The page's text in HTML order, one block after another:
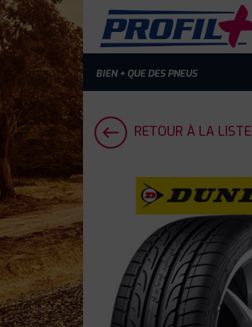
BIEN + QUE DES PNEUS
RETOUR À LA LISTE